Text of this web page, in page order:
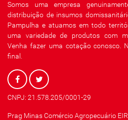
Somos uma empresa
distribuição de insumos
Pampulha e atuamos em todo
uma variedade de produtos com
Venha fazer uma cotação conosco.
final.
CNPJ: 21.578.205/0001-29
Prag Minas Comércio Agropecuário